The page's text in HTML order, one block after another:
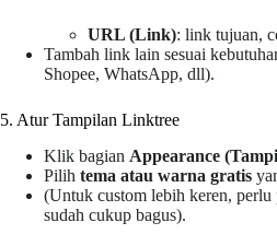
URL (Link): link tujuan,
Tambah link lain sesuai
Shopee, WhatsApp, dll).
5. Atur Tampilan Linktree
Klik bagian Appearance
Pilih tema atau warna gratis
(Untuk custom lebih keren, perlu
sudah cukup bagus).